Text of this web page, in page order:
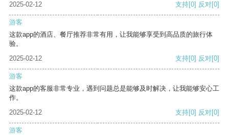
2025-02-12
支持[0] 反对[0]
游客
这款app的酒店、餐厅推荐非常有用，让我能够享受到高品质的旅行体
验。
2025-02-12
支持[0] 反对[0]
游客
这款app的客服非常专业，遇到问题总是能够及时解决，让我能够安心工
作。
2025-02-12
支持[0] 反对[0]
游客